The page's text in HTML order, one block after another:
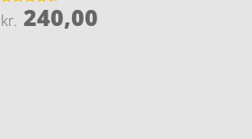
Vurderet
4.5
kr. 240,00